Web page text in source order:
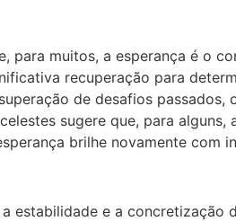
para muitos, a esperança é o
recuperação para
de desafios
sugere que, para alguns,
brilhe novamente com
estabilidade e a